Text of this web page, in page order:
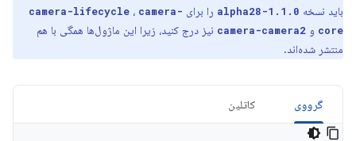
باید نسخه 1.1.0-alpha28 را برای camera-lifecycle ، camera-
core و camera-camera2 نیز درج کنید، زیرا این ماژول‌ها همگی با هم
منتشر شده‌اند.
گرووی کاتلین